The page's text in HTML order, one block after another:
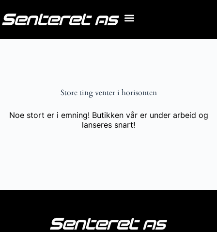
Store ting venter i horisonten
Noe stort er i emning! Butikken vår er under arbeid og
lanseres snart!